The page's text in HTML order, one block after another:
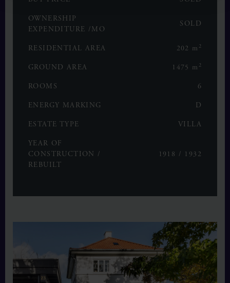
OWNERSHIP
EXPENDITURE /MO
SOLD
RESIDENTIAL AREA 202 m 2
GROUND AREA 1475 m 2
ROOMS 6
ENERGY MARKING D
ESTATE TYPE VILLA
YEAR OF
CONSTRUCTION /
REBUILT
1918 / 1932